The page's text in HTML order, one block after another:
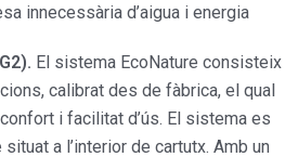
innecessària d’aigua i energia
El sistema EcoNature consisteix
calibrat des de fàbrica, el qual
i facilitat d’ús. El sistema es
a l’interior de cartutx. Amb un